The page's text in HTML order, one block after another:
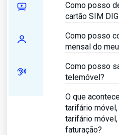
Como posso
cartão SIM
Como posso
mensal do
Como posso
telemóvel?
O que
tarifário
tarifário
faturação?